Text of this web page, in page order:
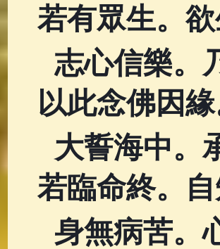
若有眾生。
志心信樂。
以此念佛因
大誓海中。
若臨命終。
身無病苦。